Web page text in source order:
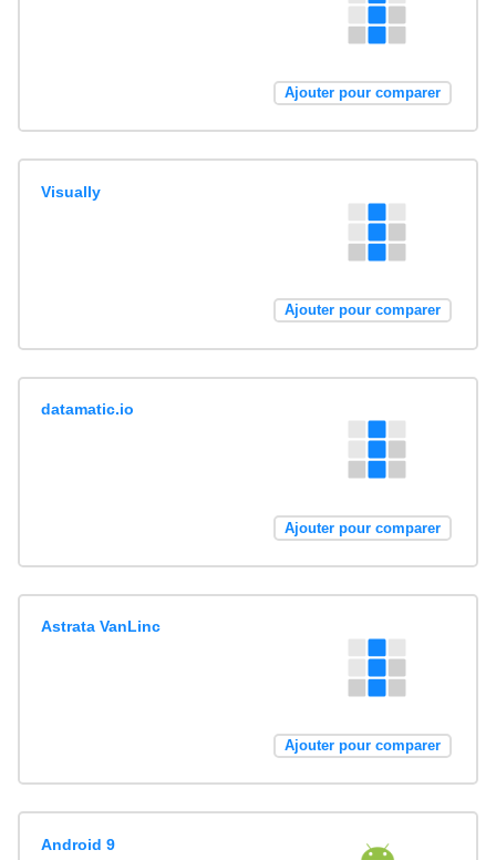
Ajouter pour comparer
Visually
Ajouter pour comparer
datamatic.io
Ajouter pour comparer
Astrata VanLinc
Ajouter pour comparer
Android 9